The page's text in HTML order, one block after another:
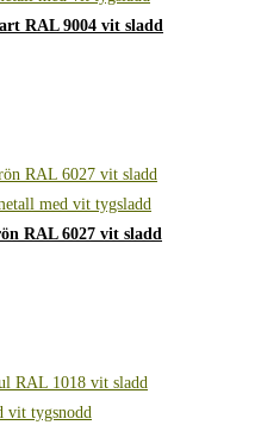
RAL 9004 vit sladd
RAL 6027 vit sladd